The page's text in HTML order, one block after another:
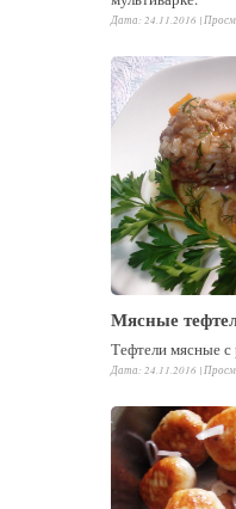
Дата: 24.11.2016 |
Мясные
Тефтели мясные с
Дата: 24.11.2016 |